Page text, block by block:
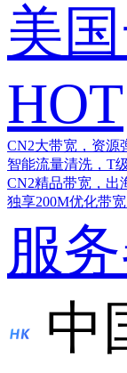
美
HOT
CN2大带宽，资源
智能流量清洗，T
CN2精品带宽，出
独享200M优化带
服
中